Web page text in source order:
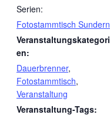
Serien:
Fotostammtisch Sundern
Veranstaltungskategori
en:
Dauerbrenner,
Fotostammtisch,
Veranstaltung
Veranstaltung-Tags: